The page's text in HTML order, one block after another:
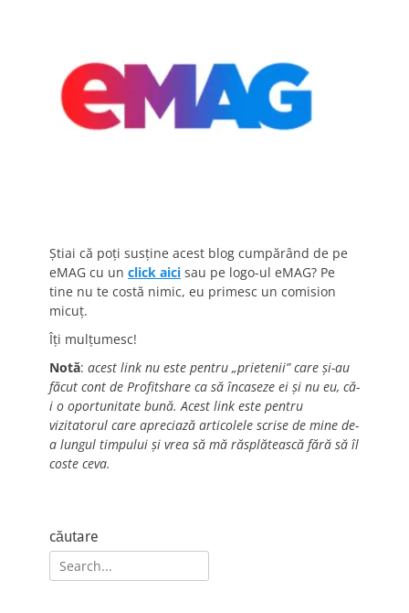
Știai că poți susține acest blog cumpărând de pe
eMAG cu un click aici sau pe logo-ul eMAG? Pe
tine nu te costă nimic, eu primesc un comision
micuț.
Îți mulțumesc!
Notă: acest link nu este pentru „prietenii” care și-au
făcut cont de Profitshare ca să încaseze ei și nu eu, că-
i o oportunitate bună. Acest link este pentru
vizitatorul care apreciază articolele scrise de mine de-
a lungul timpului și vrea să mă răsplătească fără să îl
coste ceva.
căutare
Search
for: